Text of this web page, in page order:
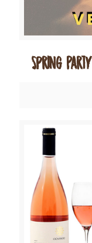
Spring Party